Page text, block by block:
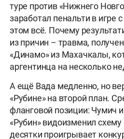
туре против «Нижнего
заработал пенальти в игре
этом всё. Почему
из причин – травма,
«Динамо» из Махачкалы,
аргентинца на несколько
А ещё Вада медленно, но
«Рубине» на второй план.
фланговой позиции: Чумич и
«Рубин» видоизменил
десятки проигрывает